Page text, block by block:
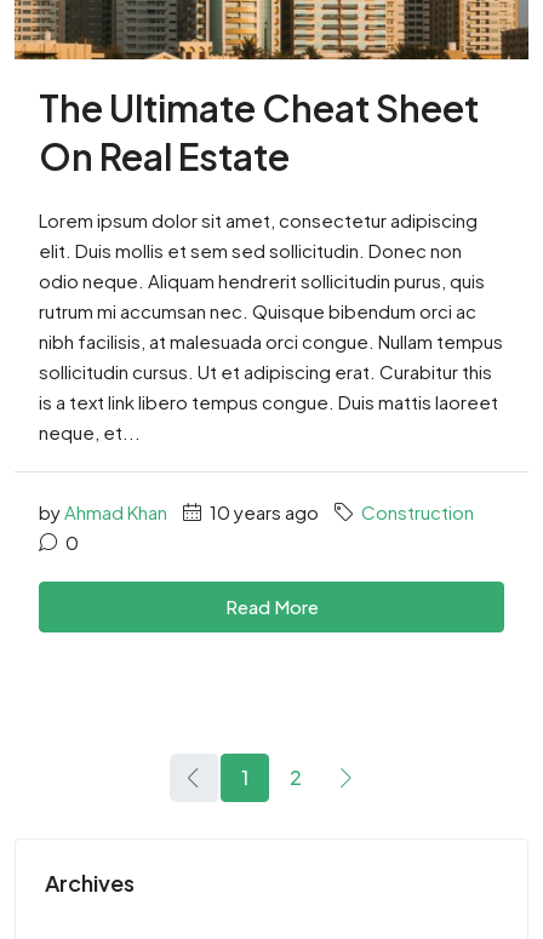
The Ultimate Cheat Sheet
On Real Estate
Lorem ipsum dolor sit amet, consectetur adipiscing
elit. Duis mollis et sem sed sollicitudin. Donec non
odio neque. Aliquam hendrerit sollicitudin purus, quis
rutrum mi accumsan nec. Quisque bibendum orci ac
nibh facilisis, at malesuada orci congue. Nullam tempus
sollicitudin cursus. Ut et adipiscing erat. Curabitur this
is a text link libero tempus congue. Duis mattis laoreet
neque, et...
byAhmad Khan 10 years ago
Construction
0
Read More
1 2
Archives